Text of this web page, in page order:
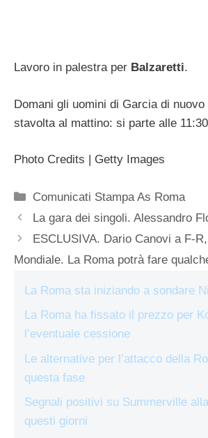
Lavoro in palestra per Balzaretti.
Domani gli uomini di Garcia di nuovo
stavolta al mattino: si parte alle
Photo Credits | Getty Images
Categorie
Comunicati Stampa As Roma
La gara dei singoli. Alessandro
ESCLUSIVA. Dario Canovi a F-
Mondiale. La Roma potrà fare
La Roma sta iniziando a sondare
La Roma ha fissato il prezzo per
l’eventuale cessione
Le alternative per l’attacco della
questa fase
Segnali positivi su Summerville
questi giorni